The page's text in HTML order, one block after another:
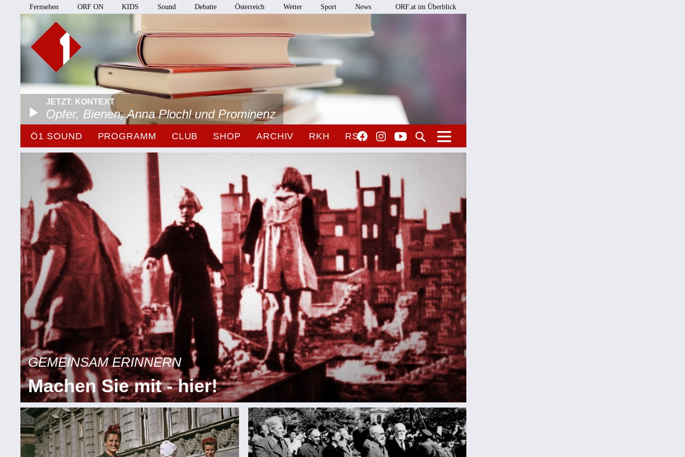
Fernsehen ORF ON KIDS Sound Debatte Österreich Wetter Sport News ORF.at im Überblick
JETZT: KONTEXT
Opfer, Bienen, Anna Plochl und Prominenz
Ö1 SOUND PROGRAMM CLUB SHOP ARCHIV RKH RSO
GEMEINSAM ERINNERN
Machen Sie mit - hier!